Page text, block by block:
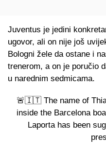
Juventus je jedini
ugovor, ali on nije još
Bologni žele da ostane i
trenerom, a on je poručio
u narednim sedmicama.
🚨🇮🇹 The name of
inside the Barcelona
Laporta has been